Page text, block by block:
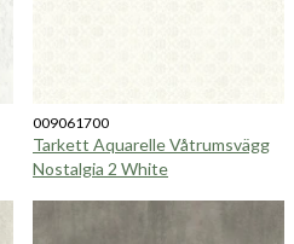
009061700
Tarkett Aquarelle Våtrumsvägg
Nostalgia 2 White